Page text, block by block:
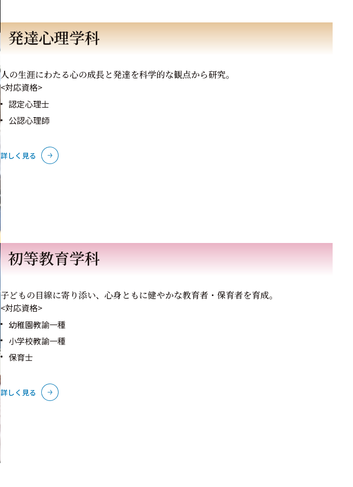
発達心理学科
人の生涯にわたる心の成長と発達を科学的な観点から研究。
<対応資格>
認定心理士
公認心理師
詳しく見る
初等教育学科
子どもの目線に寄り添い、心身ともに健やかな教育者・保育者を育成。
<対応資格>
幼稚園教諭一種
小学校教諭一種
保育士
詳しく見る